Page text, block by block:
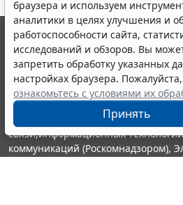
браузера и используем
аналитики в целях улучшения и
работоспособности сайта,
исследований и обзоров. Вы
запретить обработку указанных
настройках браузера. Пожалуйста,
ознакомьтесь с условиями их
Принять
© ООО "НПП "ГАРАНТ-СЕРВИС",
выпускается с 1990 года.
являются участниками
информации ГАРАНТ.
Портал ГАРАНТ.РУ
издания Федеральной службой по
связи,информационных
коммуникаций (Роскомнадзором),